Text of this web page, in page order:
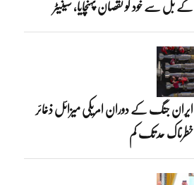
ایران جنگ کے دوران امریکی میزائل ذخائر
خطرناک حد تک کم